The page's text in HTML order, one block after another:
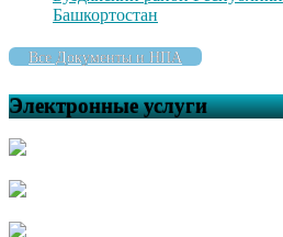
Башкортостан
Все Документы и НПА
Электронные услуги